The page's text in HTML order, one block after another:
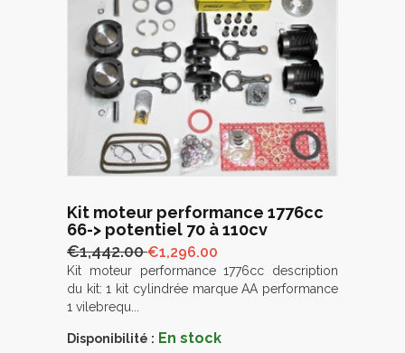
Kit moteur performance 1776cc
66-> potentiel 70 à 110cv
€1,442.00€1,296.00
Kit moteur performance 1776cc description
du kit: 1 kit cylindrée marque AA performance
1 vilebrequ...
Disponibilité : En stock